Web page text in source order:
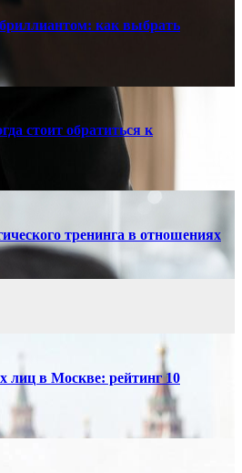
как выбрать
стоит обратиться к
тренинга в отношениях
лиц в Москве: рейтинг 10